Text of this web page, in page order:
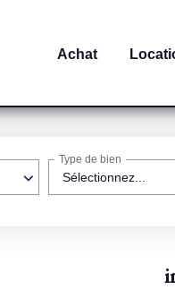
Achat
Sélectionnez...
Type de bien